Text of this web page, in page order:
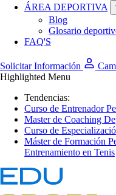
ÁREA DEPORTIVA
Blog
Glosario
FAQ'S
Solicitar Información
Highlighted Menu
Tendencias:
Curso de Entrenador
Master de Coaching
Curso de
Máster de Formación
Entrenamiento en Tenis